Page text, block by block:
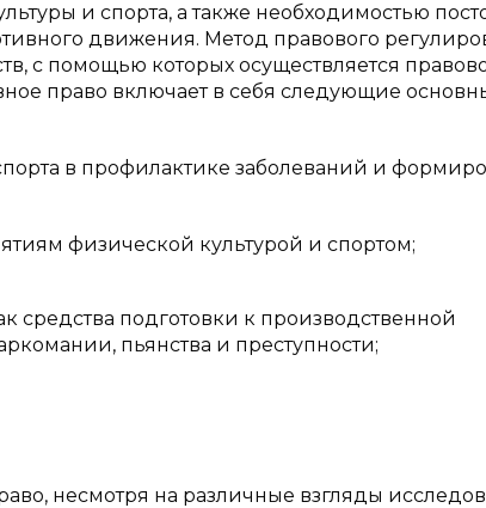
и спорта, а также необходимостью
движения. Метод правового
с помощью которых осуществляется
право включает в себя следующие
в профилактике заболеваний и
физической культурой и спортом;
средства подготовки к производственной
пьянства и преступности;
несмотря на различные взгляды